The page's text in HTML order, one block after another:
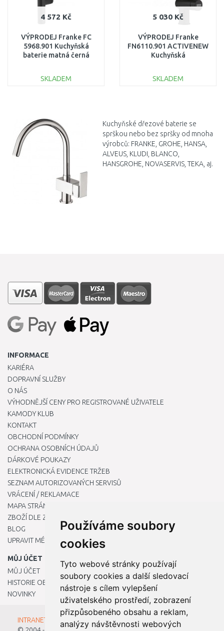
Používáme soubory
cookies
Tyto webové stránky používají
soubory cookies a další sledovací
nástroje s cílem vylepšení
uživatelského prostředí, zobrazení
přizpůsobeného obsahu a reklam,
analýzy návštěvnosti webových
4 572 Kč
VÝPRODEJ Franke FC
5968.901 Kuchyňská
baterie matná černá
SKLADEM
Porovnat
5 030 Kč
VÝPRODEJ Franke
FN6110.901 ACTIVENEW
Kuchyňská
SKLADEM
Kuchyňské dřezové baterie se
sprškou nebo bez spršky od mnoha
výrobců: FRANKE, GROHE, HANSA,
ALVEUS, KLUDI, BLANCO,
HANSGROHE, NOVASERVIS, TEKA, aj.
INFORMACE
KARIÉRA
DOPRAVNÍ SLUŽBY
O NÁS
VÝHODNĚJŠÍ CENY PRO REGISTROVANÉ UŽIVATELE
KAMODY KLUB
KONTAKT
OBCHODNÍ PODMÍNKY
OCHRANA OSOBNÍCH ÚDAJŮ
DÁRKOVÉ POUKAZY
ELEKTRONICKÁ EVIDENCE TRŽEB
SEZNAM AUTORIZOVANÝCH SERVISŮ
VRÁCENÍ / REKLAMACE
MAPA STRÁNKY
ZBOŽÍ DLE ZNAČEK
BLOG
UPRAVIT MÉ PŘEDVOLBY COOKIES
MŮJ ÚČET
MŮJ ÚČET
HISTORIE OBJEDNÁVEK
NOVINKY
INTRANET - Přihlášení pro zaměstnance